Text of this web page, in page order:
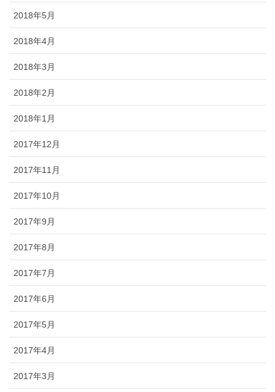
2018年5月
2018年4月
2018年3月
2018年2月
2018年1月
2017年12月
2017年11月
2017年10月
2017年9月
2017年8月
2017年7月
2017年6月
2017年5月
2017年4月
2017年3月